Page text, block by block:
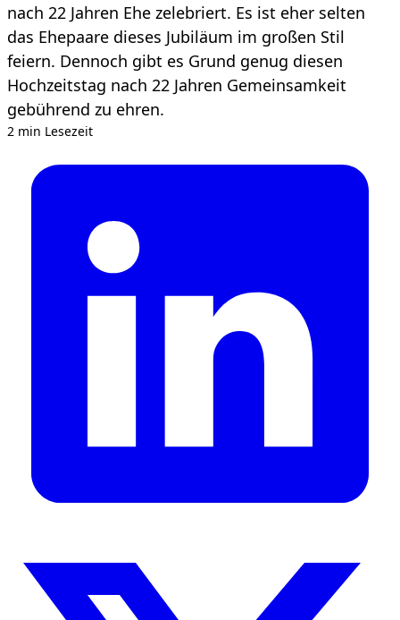
nach 22 Jahren Ehe zelebriert. Es ist eher selten
das Ehepaare dieses Jubiläum im großen Stil
feiern. Dennoch gibt es Grund genug diesen
Hochzeitstag nach 22 Jahren Gemeinsamkeit
gebührend zu ehren.
2 min Lesezeit